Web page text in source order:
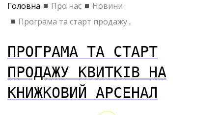
Головна Про нас
Новини
Програма та старт продажу...
ПРОГРАМА ТА СТАРТ
ПРОДАЖУ КВИТКІВ НА
КНИЖКОВИЙ АРСЕНАЛ